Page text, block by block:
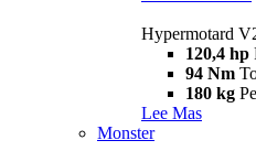
Hypermotard
120,4 hp
94 Nm
180 kg
Lee Mas
Monster